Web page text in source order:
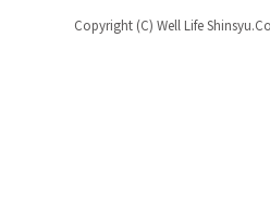
Copyright (C) Well Life